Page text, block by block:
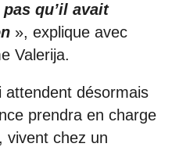
qu’il avait
», explique avec
Valerija.
désormais
prendra en charge
vivent chez un